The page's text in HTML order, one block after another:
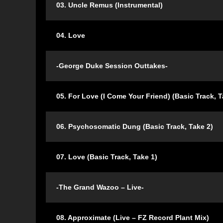
03. Uncle Remus (Instrumental)
04. Love
-George Duke Session Outtakes-
05. For Love (I Come Your Friend) (Basic Track,
06. Psychosomatic Dung (Basic Track, Take 2)
07. Love (Basic Track, Take 1)
-The Grand Wazoo – Live-
08. Approximate (Live – FZ Record Plant Mix)